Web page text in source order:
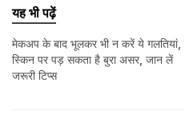
यह भी पढ़ें
मेकअप के बाद भूलकर भी न करें ये गलतियां,
स्किन पर पड़ सकता है बुरा असर, जान लें
जरूरी टिप्स